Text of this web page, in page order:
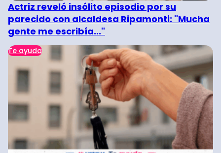
Actriz reveló insólito episodio por su
parecido con alcaldesa Ripamonti: "Mucha
gente me escribía..."
Te ayuda